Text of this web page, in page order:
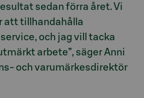
sedan förra året. Vi
att tillhandahålla
och jag vill tacka
arbete”, säger Anni
och varumärkesdirektör